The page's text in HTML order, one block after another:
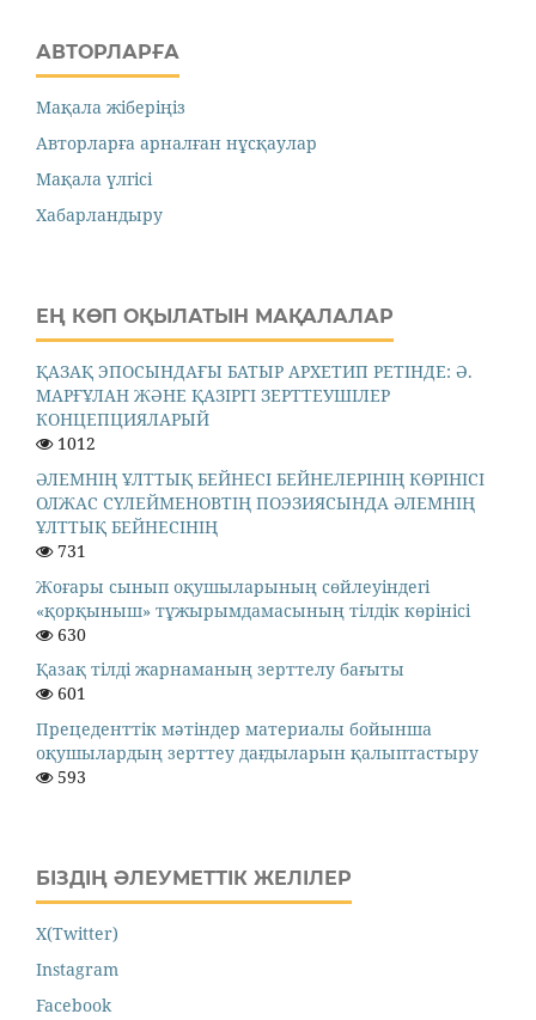
АВТОРЛАРҒА
Мақала жіберіңіз
Авторларға арналған нұсқаулар
Мақала үлгісі
Хабарландыру
ЕҢ КӨП ОҚЫЛАТЫН МАҚАЛАЛАР
ҚАЗАҚ ЭПОСЫНДАҒЫ БАТЫР АРХЕТИП РЕТІНДЕ: Ә.
МАРҒҰЛАН ЖӘНЕ ҚАЗІРГІ ЗЕРТТЕУШІЛЕР
КОНЦЕПЦИЯЛАРЫЙ
1012
ӘЛЕМНІҢ ҰЛТТЫҚ БЕЙНЕСІ БЕЙНЕЛЕРІНІҢ КӨРІНІСІ
ОЛЖАС СҮЛЕЙМЕНОВТІҢ ПОЭЗИЯСЫНДА ӘЛЕМНІҢ
ҰЛТТЫҚ БЕЙНЕСІНІҢ
731
Жоғары сынып оқушыларының сөйлеуіндегі
«қорқыныш» тұжырымдамасының тілдік көрінісі
630
Қазақ тілді жарнаманың зерттелу бағыты
601
Прецеденттік мәтіндер материалы бойынша
оқушылардың зерттеу дағдыларын қалыптастыру
593
БІЗДІҢ ӘЛЕУМЕТТІК ЖЕЛІЛЕР
X(Twitter)
Instagram
Facebook